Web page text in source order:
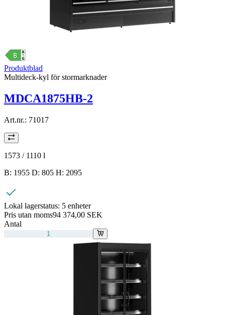
Produktblad
Multideck-kyl för stormarknader
MDCA1875HB-2
Art.nr.: 71017
1573 / 1110 l
B: 1955 D: 805 H: 2095
Lokal lagerstatus: 5 enheter
Pris utan moms94 374,00 SEK
Antal